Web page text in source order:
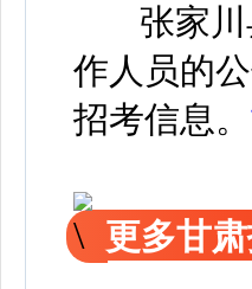
张家川
作人员的公
招考信息。
更多甘